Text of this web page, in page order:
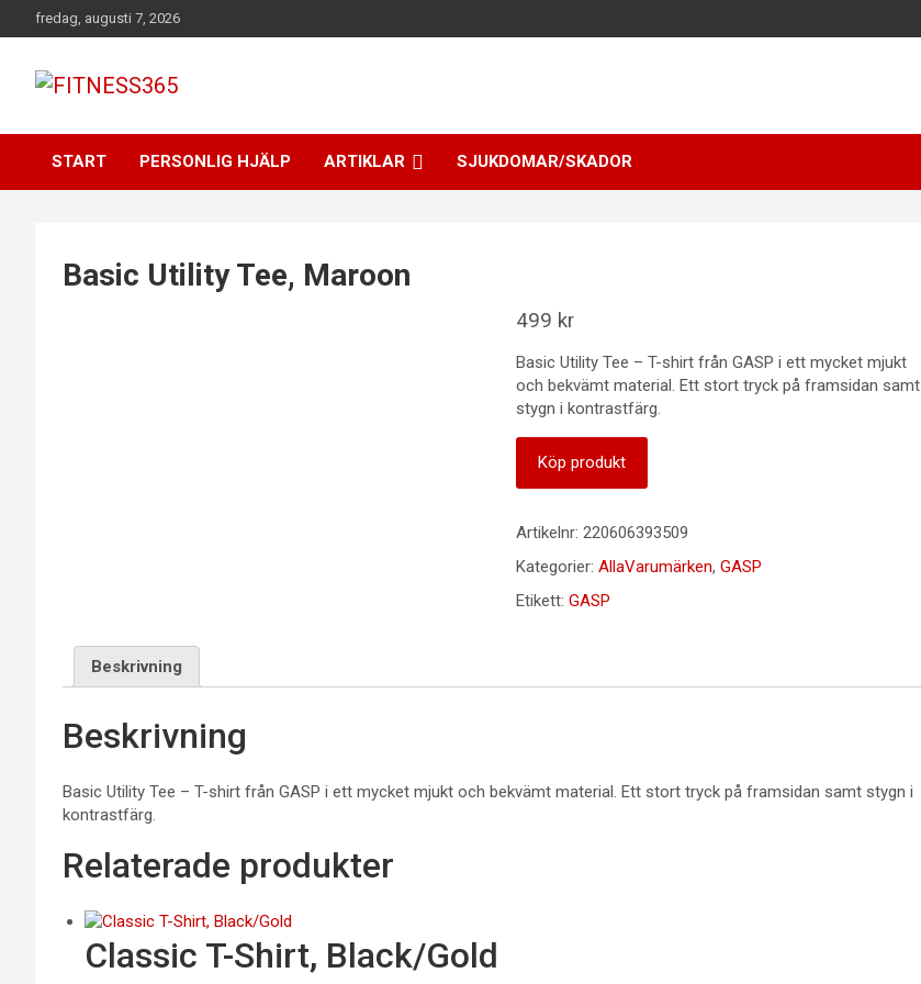
Hoppa
till
fredag, augusti 7, 2026
FITNESS365
START PERSONLIG HJÄLP ARTIKLAR SJUKDOMAR/SKADOR
Basic Utility Tee, Maroon
499 kr
Basic Utility Tee – T-shirt från GASP i ett mycket mjukt
och bekvämt material. Ett stort tryck på framsidan samt
stygn i kontrastfärg.
Köp produkt
Artikelnr: 220606393509
Kategorier: AllaVarumärken, GASP
Etikett: GASP
Beskrivning
Beskrivning
Basic Utility Tee – T-shirt från GASP i ett mycket mjukt och bekvämt material. Ett stort tryck på framsidan samt stygn i
kontrastfärg.
Relaterade produkter
Classic T-Shirt, Black/Gold